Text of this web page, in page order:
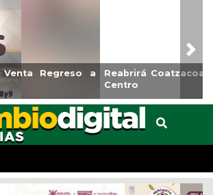
la Alberca Semiolímpica Zona